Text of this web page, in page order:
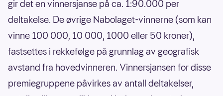
gir det en vinnersjanse på ca. 1:90.000 per
deltakelse. De øvrige Nabolaget-vinnerne (som kan
vinne 100 000, 10 000, 1000 eller 50 kroner),
fastsettes i rekkefølge på grunnlag av geografisk
avstand fra hovedvinneren. Vinnersjansen for disse
premiegruppene påvirkes av antall deltakelser,